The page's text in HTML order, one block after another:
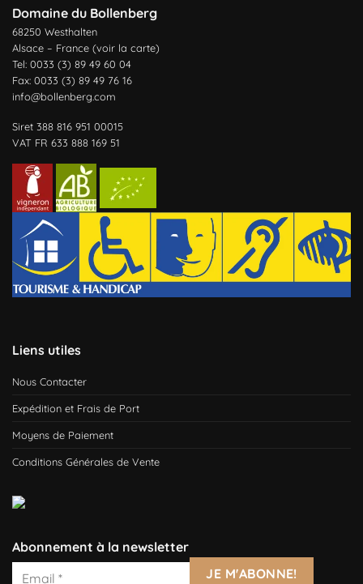
Domaine du Bollenberg
68250 Westhalten
Alsace – France (voir la carte)
Tel: 0033 (3) 89 49 60 04
Fax: 0033 (3) 89 49 76 16
info@bollenberg.com
Siret 388 816 951 00015
VAT FR 633 888 169 51
Liens utiles
Nous Contacter
Expédition et Frais de Port
Moyens de Paiement
Conditions Générales de Vente
Abonnement à la newsletter